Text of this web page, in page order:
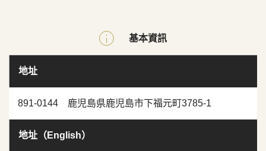
基本資訊
地址
891-0144 鹿児島県鹿児島市下福元町3785-1
地址（English）